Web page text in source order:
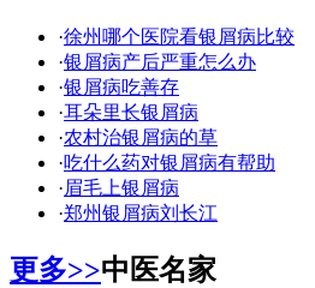
·徐州哪个医院看银屑病比较
·银屑病产后严重怎么办
·银屑病吃善存
·耳朵里长银屑病
·农村治银屑病的草
·吃什么药对银屑病有帮助
·眉毛上银屑病
·郑州银屑病刘长江
更多>>中医名家